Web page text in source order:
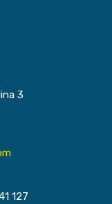
3
127